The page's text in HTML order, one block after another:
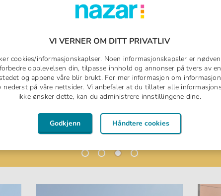
Imperial er brett og
i de fine omgivelsene!
VI VERNER OM DITT PRIVATLIV
cookies/informasjonskaplser. Noen informasjonskapsler er
opplevelsen din, tilpasse innhold og annonser på tvers av
og appene våre blir brukt. For mer informasjon om
nederst på våre nettsider. Vi anbefaler at du tillater alle
ikke ønsker dette, kan du administrere innstillingene dine.
Godkjenn Håndtere cookies